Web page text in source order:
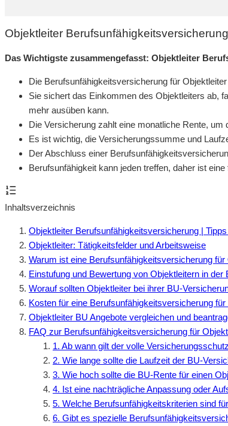
Objektleiter
Das Wichtigste zusammengefasst: Objektleiter
Die Berufsunfähigkeitsversicherung für
Sie sichert das Einkommen des Objektleiters ab,
mehr ausüben kann.
Die Versicherung zahlt eine monatliche Rente,
Es ist wichtig, die Versicherungssumme und
Der Abschluss einer
Berufsunfähigkeit kann jeden treffen, daher ist
Inhaltsverzeichnis
Objektleiter Berufsunfähigkeitsversicherung |
Objektleiter: Tätigkeitsfelder und Arbeitsweise
Warum ist eine Berufsunfähigkeitsversicherung
Einstufung und Bewertung von Objektleitern in der
Worauf sollten Objektleiter bei ihrer BU-
Kosten für eine Berufsunfähigkeitsversicherung
Objektleiter BU Angebote vergleichen und
FAQ zur Berufsunfähigkeitsversicherung für
1. Ab wann gilt der volle
2. Wie lange sollte die Laufzeit der BU-
3. Wie hoch sollte die BU-Rente für einen
4. Ist eine nachträgliche Anpassung oder
5. Welche Berufsunfähigkeitskriterien sind
6. Gibt es spezielle